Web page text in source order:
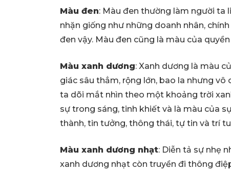
Màu đen: Màu đen thường làm người ta
nhặn giống như những doanh nhân,
đen vậy. Màu đen cũng là màu của
Màu xanh dương: Xanh dương là màu
giác sâu thẳm, rộng lớn, bao la nhưng
ta dõi mắt nhìn theo một khoảng trời
sự trong sáng, tinh khiết và là màu của
thành, tin tưởng, thông thái, tự tin và trí
Màu xanh dương nhạt: Diễn tả sự nhẹ
xanh dương nhạt còn truyền đi thông